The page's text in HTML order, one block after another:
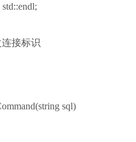
接标识
sql)